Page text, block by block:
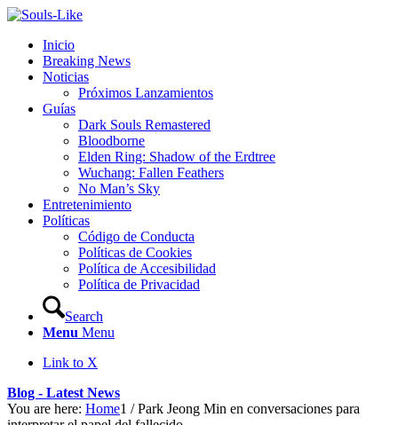
Inicio
Breaking News
Noticias
Próximos Lanzamientos
Guías
Dark Souls Remastered
Bloodborne
Elden Ring: Shadow of the Erdtree
Wuchang: Fallen Feathers
No Man’s Sky
Entretenimiento
Políticas
Código de Conducta
Políticas de Cookies
Política de Accesibilidad
Política de Privacidad
Search
Menu Menu
Link to X
Blog - Latest News
You are here: Home1 / Park Jeong Min en conversaciones para